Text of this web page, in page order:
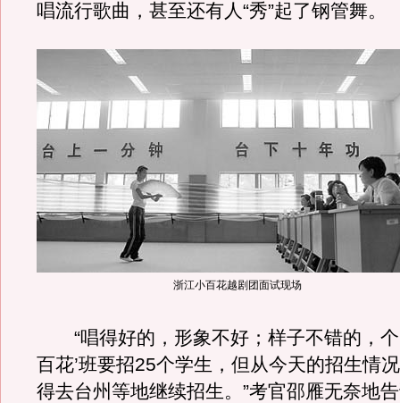
唱流行歌曲，甚至还有人“秀”起了钢管舞。
浙江小百花越剧团面试现场
“唱得好的，形象不好；样子不错的，个
百花’班要招25个学生，但从今天的招生情
得去台州等地继续招生。”考官邵雁无奈地